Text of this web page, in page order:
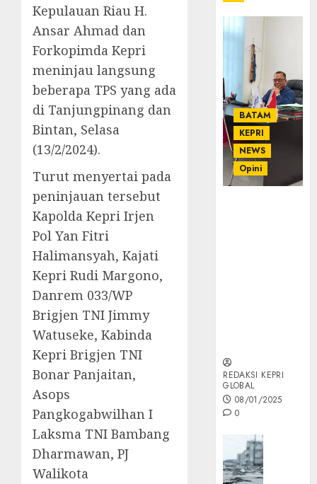
Kepulauan Riau H.
Ansar Ahmad dan
Forkopimda Kepri
meninjau langsung
beberapa TPS yang ada
di Tanjungpinang dan
Bintan, Selasa
(13/2/2024).
Turut menyertai pada
peninjauan tersebut
Kapolda Kepri Irjen
Pol Yan Fitri
Halimansyah, Kajati
Kepri Rudi Margono,
Danrem 033/WP
Brigjen TNI Jimmy
Watuseke, Kabinda
Kepri Brigjen TNI
Bonar Panjaitan,
Asops
Pangkogabwilhan I
Laksma TNI Bambang
Dharmawan, PJ
Walikota
BATAM
KEPRI
NEWS
Opini
REDAKSI KEPRI
GLOBAL
08/01/2025
0